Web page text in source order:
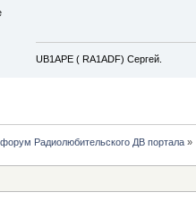
UB1APE ( RA1ADF) Сергей.
форум Радиолюбительского ДВ портала»